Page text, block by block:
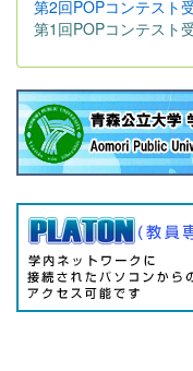
第2回POPコンテスト
第1回POPコンテスト